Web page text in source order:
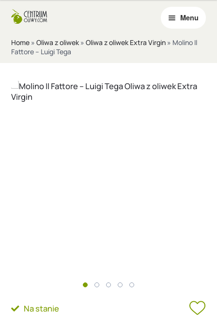
Przejdź
nawigacji
Przejdź
treści
Menu
Oliwa z oliwek
Rozwiń
Inne produkty
Home »Oliwa z oliwek »Oliwa z oliwek Extra Virgin » Molino Il
Fattore – Luigi Tega
Na stanie
góry